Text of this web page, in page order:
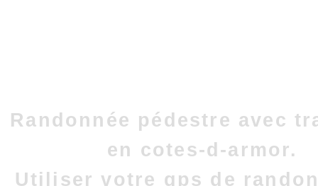
Randonnée pédestre avec
en cotes-d-armor.
Utiliser votre gps de